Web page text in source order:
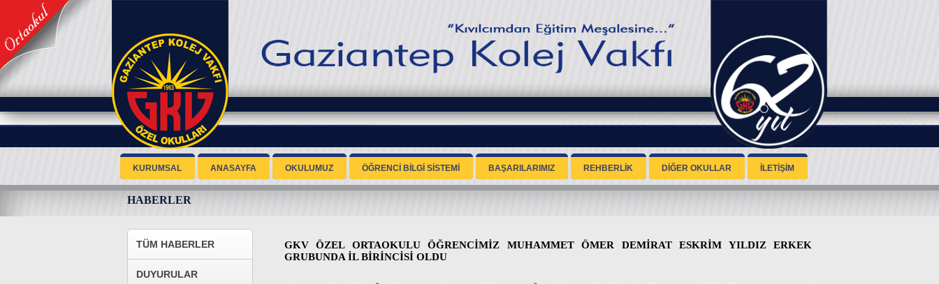
KURUMSAL ANASAYFA OKULUMUZ ÖĞRENCİ BİLGİ SİSTEMİ BAŞARILARIMIZ REHBERLİK DİĞER OKULLAR İLETİŞİM
HABERLER
TÜM HABERLER
DUYURULAR
GKV ÖZEL ORTAOKULU ÖĞRENCİMİZ MUHAMMET ÖMER DEMİRAT ESKRİM YILDIZ ERKEK
GRUBUNDA İL BİRİNCİSİ OLDU